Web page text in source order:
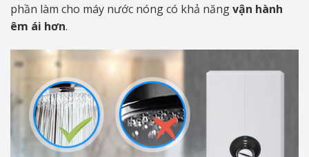
phần làm cho máy nước nóng có khả năngvận hành
êm ái hơn.